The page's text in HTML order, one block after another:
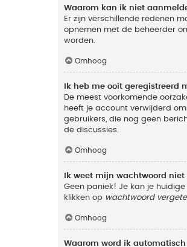
Waarom kan ik niet
Er zijn verschillende redenen
opnemen met de beheerder
worden.
Omhoog
Ik heb me ooit geregistreerd
De meest voorkomende
heeft je account verwijderd
gebruikers, die nog geen
de discussies.
Omhoog
Ik weet mijn wachtwoord niet
Geen paniek! Je kan je
klikken op wachtwoord
Omhoog
Waarom word ik